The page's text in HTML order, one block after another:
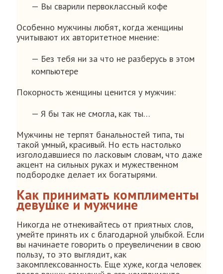
— Вы сварили первоклассный кофе
Особенно мужчины любят, когда женщины
учитывают их авторитетное мнение:
— Без тебя ни за что не разберусь в этом
компьютере
Покорность женщины ценится у мужчин:
— Я бы так не смогла, как ты…
Мужчины не терпят банальностей типа, ты
такой умный, красивый. Но есть настолько
изголодавшиеся по ласковым словам, что даже
акцент на сильных руках и мужественном
подбородке делает их богатырями.
Как принимать комплименты
девушке и мужчине
Никогда не отнекивайтесь от приятных слов,
умейте принять их с благодарной улыбкой. Если
вы начинаете говорить о преувеличении в свою
пользу, то это выглядит, как
закомплексованность. Еще хуже, когда человек